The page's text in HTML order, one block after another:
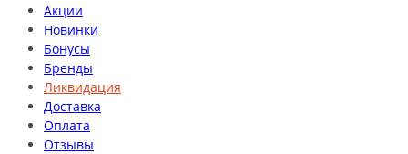
Акции
Новинки
Бонусы
Бренды
Ликвидация
Доставка
Оплата
Отзывы